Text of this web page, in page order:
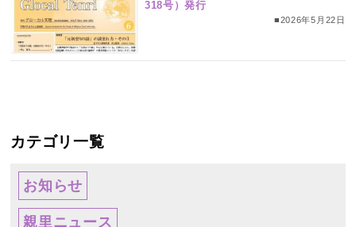
318号）発行
■2026年5月22日
カテゴリ一覧
お知らせ
親里ニュース